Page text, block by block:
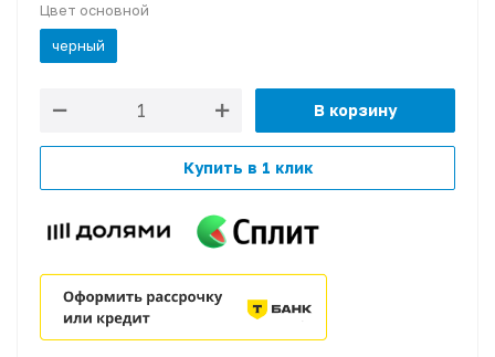
Цвет основной
черный
В корзину
Купить в 1 клик